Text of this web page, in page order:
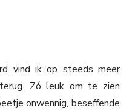
vind ik op steeds meer
Zó leuk om te zien
onwennig, beseffende